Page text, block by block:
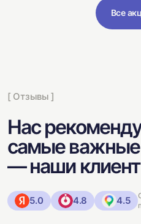
Все
[ Отзывы ]
Нас
самые
— наши
5.0 4.8 4.5